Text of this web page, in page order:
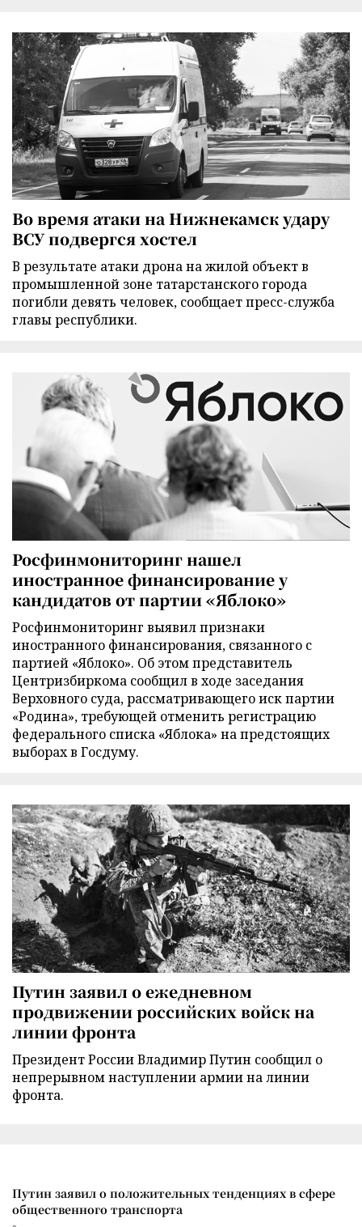
Во время атаки на Нижнекамск удару
ВСУ подвергся хостел
В результате атаки дрона на жилой объект в
промышленной зоне татарстанского города
погибли девять человек, сообщает пресс-служба
главы республики.
Росфинмониторинг нашел
иностранное финансирование у
кандидатов от партии «Яблоко»
Росфинмониторинг выявил признаки
иностранного финансирования, связанного с
партией «Яблоко». Об этом представитель
Центризбиркома сообщил в ходе заседания
Верховного суда, рассматривающего иск партии
«Родина», требующей отменить регистрацию
федерального списка «Яблока» на предстоящих
выборах в Госдуму.
Путин заявил о ежедневном
продвижении российских войск на
линии фронта
Президент России Владимир Путин сообщил о
непрерывном наступлении армии на линии
фронта.
Путин заявил о положительных тенденциях в сфере
общественного транспорта